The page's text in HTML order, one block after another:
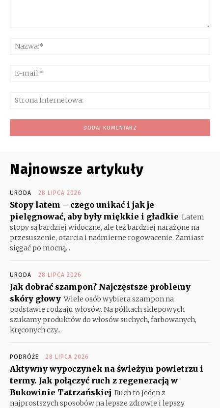
Najnowsze artykuły
URODA 28 LIPCA 2026
Stopy latem – czego unikać i jak je
pielęgnować, aby były miękkie i gładkie Latem
stopy są bardziej widoczne, ale też bardziej narażone na
przesuszenie, otarcia i nadmierne rogowacenie. Zamiast
sięgać po mocną...
URODA 28 LIPCA 2026
Jak dobrać szampon? Najczęstsze problemy
skóry głowy Wiele osób wybiera szampon na
podstawie rodzaju włosów. Na półkach sklepowych
szukamy produktów do włosów suchych, farbowanych,
kręconych czy...
PODRÓŻE 28 LIPCA 2026
Aktywny wypoczynek na świeżym powietrzu i
termy. Jak połączyć ruch z regeneracją w
Bukowinie Tatrzańskiej Ruch to jeden z
najprostszych sposobów na lepsze zdrowie i lepszy